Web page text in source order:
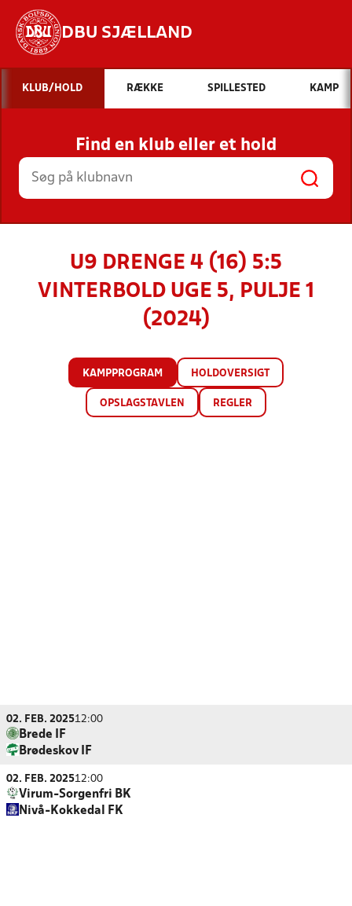
DBU SJÆLLAND
Hvad vil du søge efter?
INDHOLD OG NYHEDER
STILLINGER, RESULTATER, KLUBBER OG
HOLD
KLUB/HOLD RÆKKE SPILLESTED KAMP
Find en klub eller et hold
U9 DRENGE 4 (16) 5:5
VINTERBOLD UGE 5, PULJE 1
(2024)
KAMPPROGRAM HOLDOVERSIGT
OPSLAGSTAVLEN REGLER
02. FEB. 202512:00
Brede IF
Brødeskov IF
02. FEB. 202512:00
Virum-Sorgenfri BK
Nivå-Kokkedal FK